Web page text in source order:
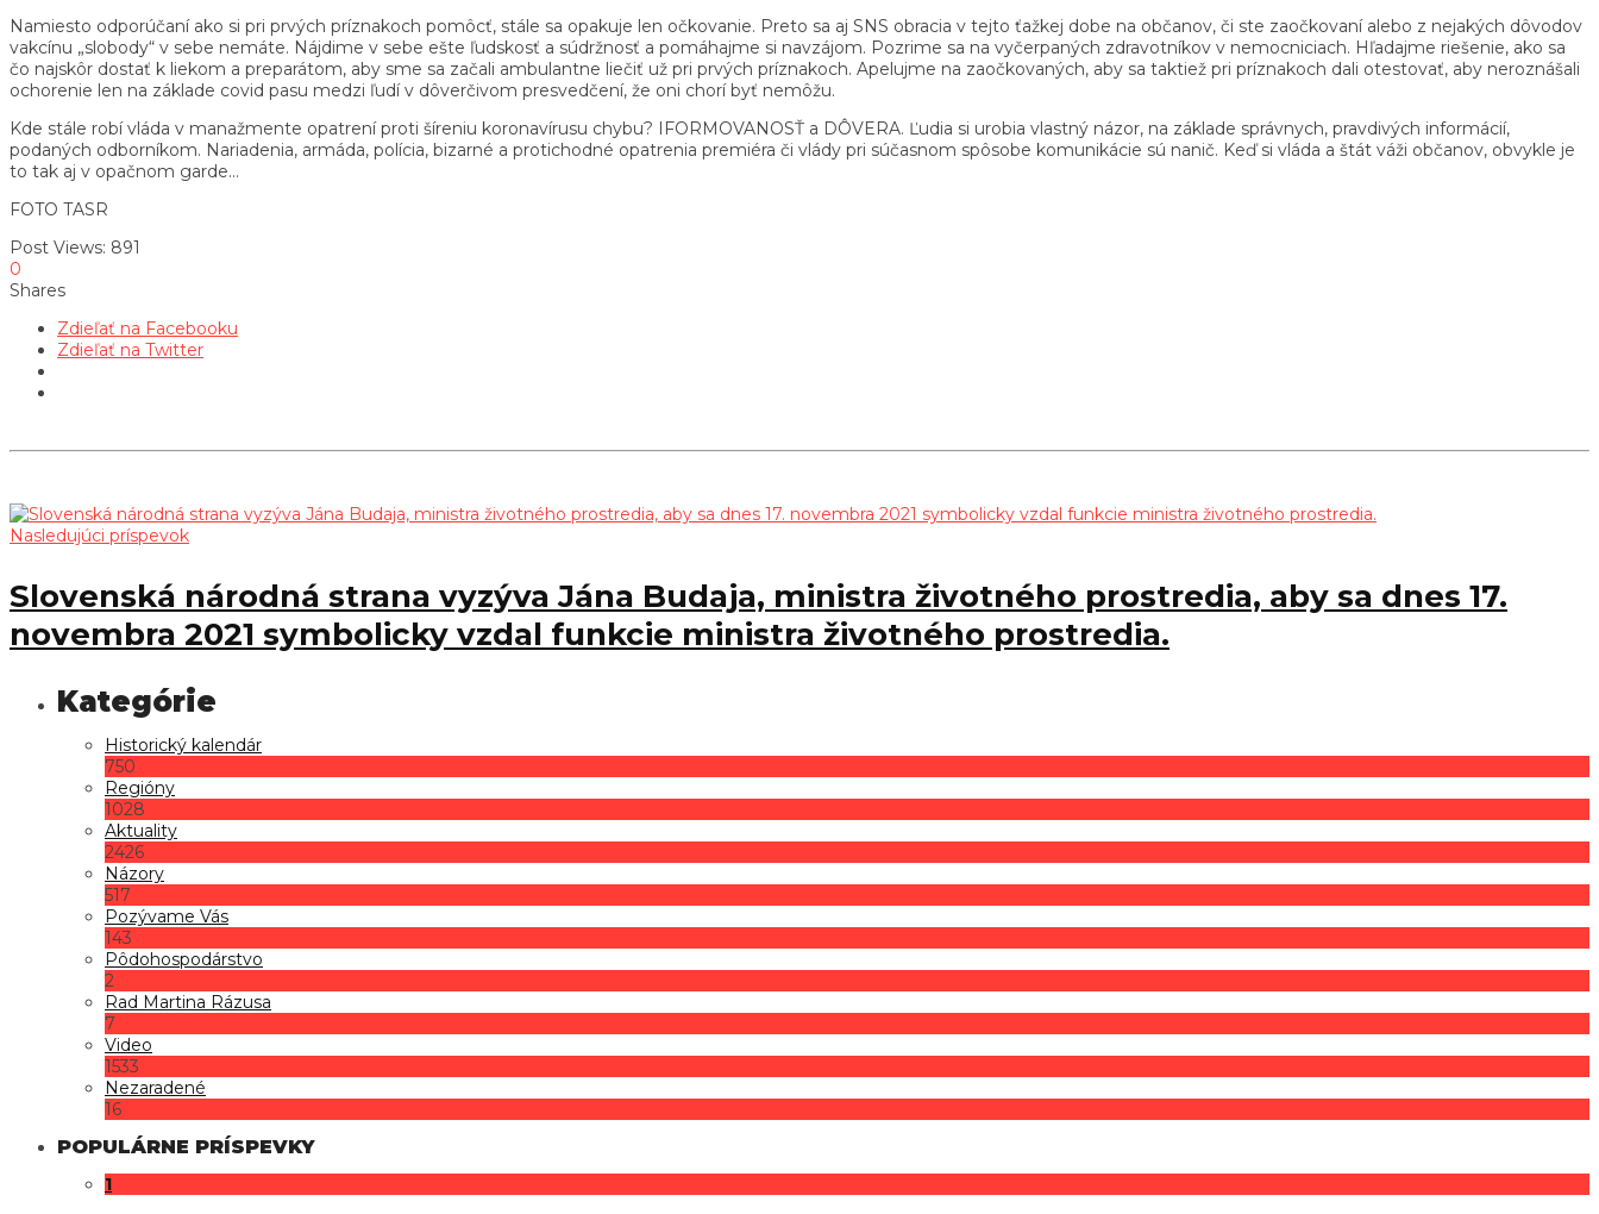
Namiesto odporúčaní ako si pri prvých príznakoch pomôcť, stále sa opakuje len očkovanie. Preto sa aj SNS obracia v tejto ťažkej dobe na občanov, či ste zaočkovaní alebo z nejakých dôvodov
vakcínu „slobody“ v sebe nemáte. Nájdime v sebe ešte ľudskosť a súdržnosť a pomáhajme si navzájom. Pozrime sa na vyčerpaných zdravotníkov v nemocniciach. Hľadajme riešenie, ako sa
čo najskôr dostať k liekom a preparátom, aby sme sa začali ambulantne liečiť už pri prvých príznakoch. Apelujme na zaočkovaných, aby sa taktiež pri príznakoch dali otestovať, aby neroznášali
ochorenie len na základe covid pasu medzi ľudí v dôverčivom presvedčení, že oni chorí byť nemôžu.
Kde stále robí vláda v manažmente opatrení proti šíreniu koronavírusu chybu? IFORMOVANOSŤ a DÔVERA. Ľudia si urobia vlastný názor, na základe správnych, pravdivých informácií,
podaných odborníkom. Nariadenia, armáda, polícia, bizarné a protichodné opatrenia premiéra či vlády pri súčasnom spôsobe komunikácie sú nanič. Keď si vláda a štát váži občanov, obvykle je
to tak aj v opačnom garde…
FOTO TASR
Post Views: 891
0
Shares
Zdieľať na Facebooku
Zdieľať na Twitter
Nasledujúci príspevok
Slovenská národná strana vyzýva Jána Budaja, ministra životného prostredia, aby sa dnes 17.
novembra 2021 symbolicky vzdal funkcie ministra životného prostredia.
Historický kalendár
750
Regióny
1028
Aktuality
2426
Názory
517
Pozývame Vás
143
Pôdohospodárstvo
2
Rad Martina Rázusa
7
Video
1533
Nezaradené
16
POPULÁRNE PRÍSPEVKY
1